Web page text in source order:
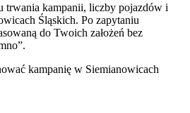
trwania kampanii, liczby pojazdów i
Śląskich. Po zapytaniu
do Twoich założeń bez
kampanię w Siemianowicach